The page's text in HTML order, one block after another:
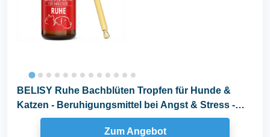
BELISY Ruhe Bachblüten Tropfen für Hunde &
Katzen - Beruhigungsmittel bei Angst & Stress -
Orig...
Zum Angebot